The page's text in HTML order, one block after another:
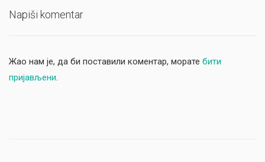
Napiši komentar
Жао нам је, да би поставили коментар, морате бити
пријављени.